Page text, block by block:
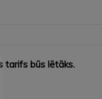
tarifs būs lētāks.